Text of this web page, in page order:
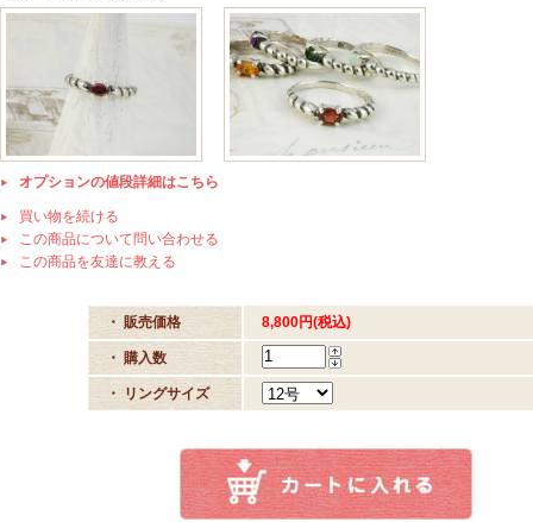
オプションの値段詳細はこちら
買い物を続ける
この商品について問い合わせる
この商品を友達に教える
・ 販売価格 8,800円(税込)
・ 購入数
・ リングサイズ